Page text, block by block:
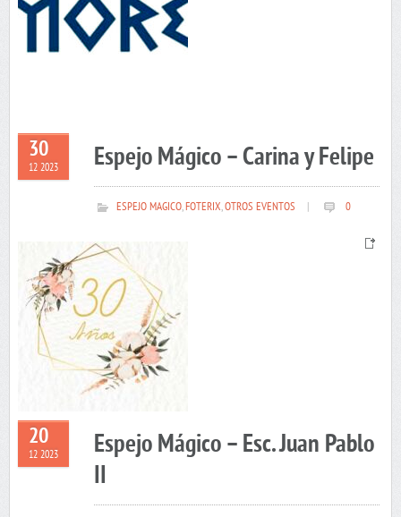
30
12 2023 Espejo Mágico – Carina y Felipe
ESPEJO MAGICO,FOTERIX,OTROS EVENTOS 0
20
12 2023
Espejo Mágico – Esc. Juan Pablo
II